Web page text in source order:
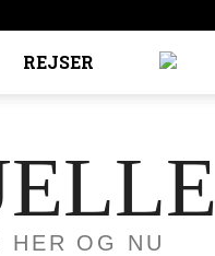
REJSER
HER OG NU